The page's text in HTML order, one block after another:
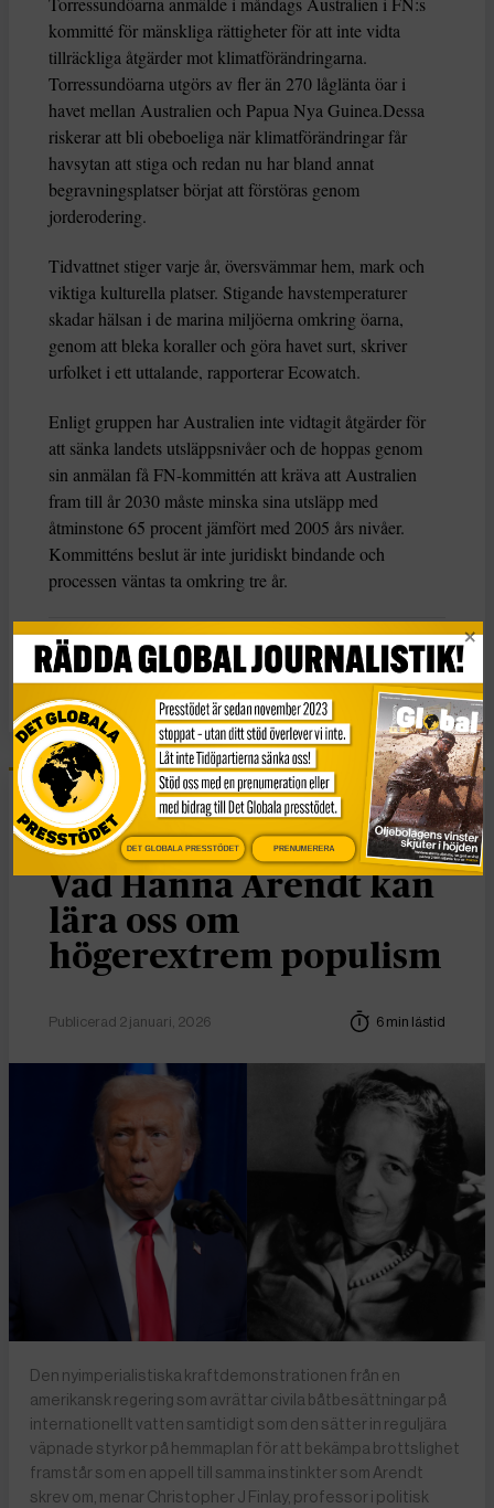
kommitté för mänskliga rättigheter för att inte vidta
tillräckliga åtgärder mot klimatförändringarna.
Torressundöarna utgörs av fler än 270 låglänta öar i
havet mellan Australien och Papua Nya Guinea.Dessa
riskerar att bli obeboeliga när klimatförändringar får
havsytan att stiga och redan nu har bland annat
begravningsplatser börjat att förstöras genom
jorderodering.
Tidvattnet stiger varje år, översvämmar hem, mark och
viktiga kulturella platser. Stigande havstemperaturer
skadar hälsan i de marina miljöerna omkring öarna,
genom att bleka koraller och göra havet surt, skriver
urfolket i ett uttalande, rapporterar Ecowatch.
Enligt gruppen har Australien inte vidtagit åtgärder för
att sänka landets utsläppsnivåer och de hoppas genom
sin anmälan få FN-kommittén att kräva att Australien
fram till år 2030 måste minska sina utsläpp med
åtminstone 65 procent jämfört med 2005 års nivåer.
Kommitténs beslut är inte juridiskt bindande och
processen väntas ta omkring tre år.
KATEGORI
Nyheter
Essä
Vad Hanna Arendt kan
lära oss om
högerextrem populism
Publicerad 2 januari, 2026 6 min lästid
Den nyimperialistiska kraftdemonstrationen från en
amerikansk regering som avrättar civila båtbesättningar på
internationellt vatten samtidigt som den sätter in reguljära
väpnade styrkor på hemmaplan för att bekämpa brottslighet
framstår som en appell till samma instinkter som Arendt
skrev om, menar Christopher J Finlay, professor i politisk
DET GLOBALA PRESSTÖDET PRENUMERERA